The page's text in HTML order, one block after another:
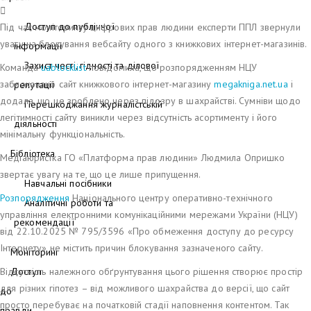
Доступ до публічної
інформації
Захист честі, гідності та ділової
репутації
Перешкоджання журналістській
діяльності
Бібліотека
Навчальні посібники
Аналітичні роботи та
рекомендації
Моніторинг
Доступ
до
Під час моніторингу цифрових прав людини експерти ППЛ звернули
увагу на блокування вебсайту одного з книжкових інтернет-магазинів.
Командаuablocklistповідомила, що розпорядженням НЦУ
заблоковано сайт книжкового інтернет-магазинуmegakniga.net.ua і
додала, що це зроблено через підозру в шахрайстві. Сумніви щодо
легітимності сайту виникли через відсутність асортименту і його
мінімальну функціональність.
Медіаюристка ГО «Платформа прав людини» Людмила Опришко
звертає увагу на те, що це лише припущення.
Розпорядження Національного центру оперативно-технічного
управління електронними комунікаційними мережами України (НЦУ)
від 22.10.2025 № 795/3596 «Про обмеження доступу до ресурсу
Інтернету» не містить причин блокування зазначеного сайту.
Відсутність належного обґрунтування цього рішення створює простір
для різних гіпотез – від можливого шахрайства до версії, що сайт
просто перебуває на початковій стадії наповнення контентом. Так